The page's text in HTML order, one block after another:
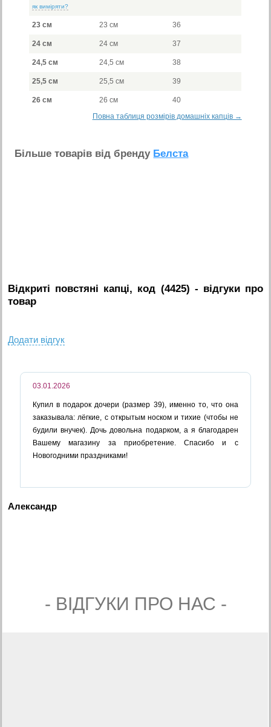
як виміряти?
23 см 23 см 36
24 см 24 см 37
24,5 см 24,5 см 38
25,5 см 25,5 см 39
26 см 26 см
40
Повна таблиця розмірів домашніх капців →
Бiльше товарiв вiд бренду Белста
Відкриті повстяні капці, код (4425) - вiдгуки про
товар
Додати вiдгук
03.01.2026
Купил в подарок дочери (размер 39), именно то, что она
заказывала: лёгкие, с открытым носком и тихие (чтобы не
будили внучек). Дочь довольна подарком, а я благодарен
Вашему магазину за приобретение. Спасибо и с
Новогодними праздниками!
Александр
- ВIДГУКИ ПРО НАС -